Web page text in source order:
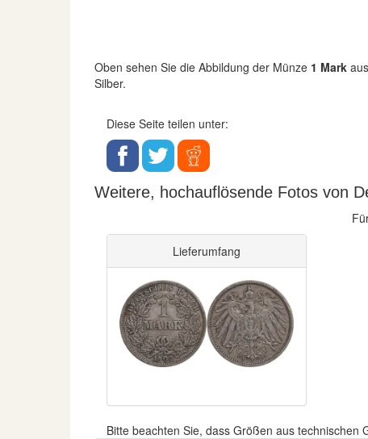
Oben sehen Sie die Abbildung der Münze 1 Mark
Silber.
Diese Seite teilen unter:
Weitere, hochauflösende Fotos von
Lieferumfang
Bitte beachten Sie, dass Größen aus